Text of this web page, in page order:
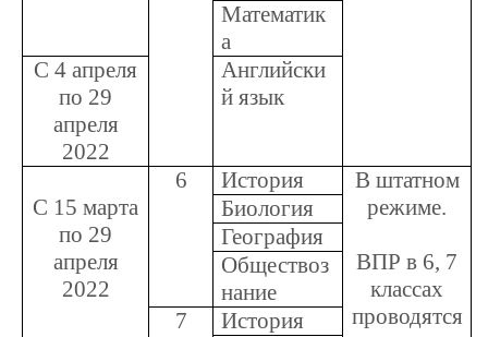
Математик
а
С 4 апреля
по 29
апреля
2022
Английски
й язык
С 15 марта
по 29
апреля
2022
6 История
В штатном
режиме.
ВПР в 6, 7
классах
проводятся
Биология
География
Обществоз
нание
7
История